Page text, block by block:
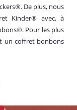
De plus, nous
Kinder® avec, à
Pour les plus
un coffret bonbons